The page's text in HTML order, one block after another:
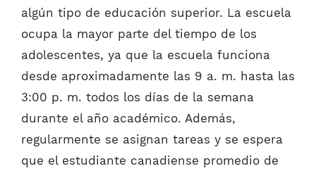
algún tipo de educación superior. La escuela
ocupa la mayor parte del tiempo de los
adolescentes, ya que la escuela funciona
desde aproximadamente las 9 a. m. hasta las
3:00 p. m. todos los días de la semana
durante el año académico. Además,
regularmente se asignan tareas y se espera
que el estudiante canadiense promedio de